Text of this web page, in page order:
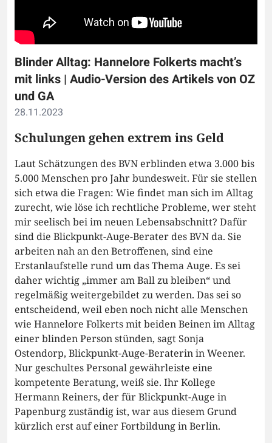
Blinder Alltag: Hannelore Folkerts macht’s
mit links | Audio-Version des Artikels von OZ
und GA
28.11.2023
Schulungen gehen extrem ins Geld
Laut Schätzungen des BVN erblinden etwa 3.000 bis
5.000 Menschen pro Jahr bundesweit. Für sie stellen
sich etwa die Fragen: Wie findet man sich im Alltag
zurecht, wie löse ich rechtliche Probleme, wer steht
mir seelisch bei im neuen Lebensabschnitt? Dafür
sind die Blickpunkt-Auge-Berater des BVN da. Sie
arbeiten nah an den Betroffenen, sind eine
Erstanlaufstelle rund um das Thema Auge. Es sei
daher wichtig „immer am Ball zu bleiben“ und
regelmäßig weitergebildet zu werden. Das sei so
entscheidend, weil eben noch nicht alle Menschen
wie Hannelore Folkerts mit beiden Beinen im Alltag
einer blinden Person stünden, sagt Sonja
Ostendorp, Blickpunkt-Auge-Beraterin in Weener.
Nur geschultes Personal gewährleiste eine
kompetente Beratung, weiß sie. Ihr Kollege
Hermann Reiners, der für Blickpunkt-Auge in
Papenburg zuständig ist, war aus diesem Grund
kürzlich erst auf einer Fortbildung in Berlin.